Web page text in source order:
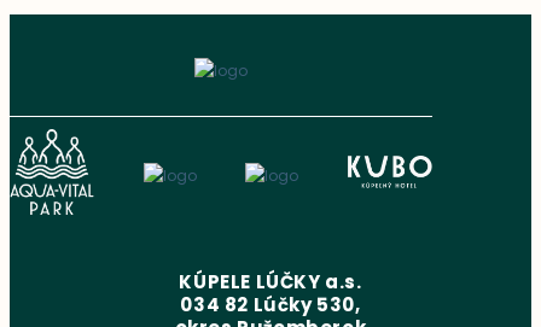
KÚPELE LÚČKY a.s.
034 82 Lúčky 530,